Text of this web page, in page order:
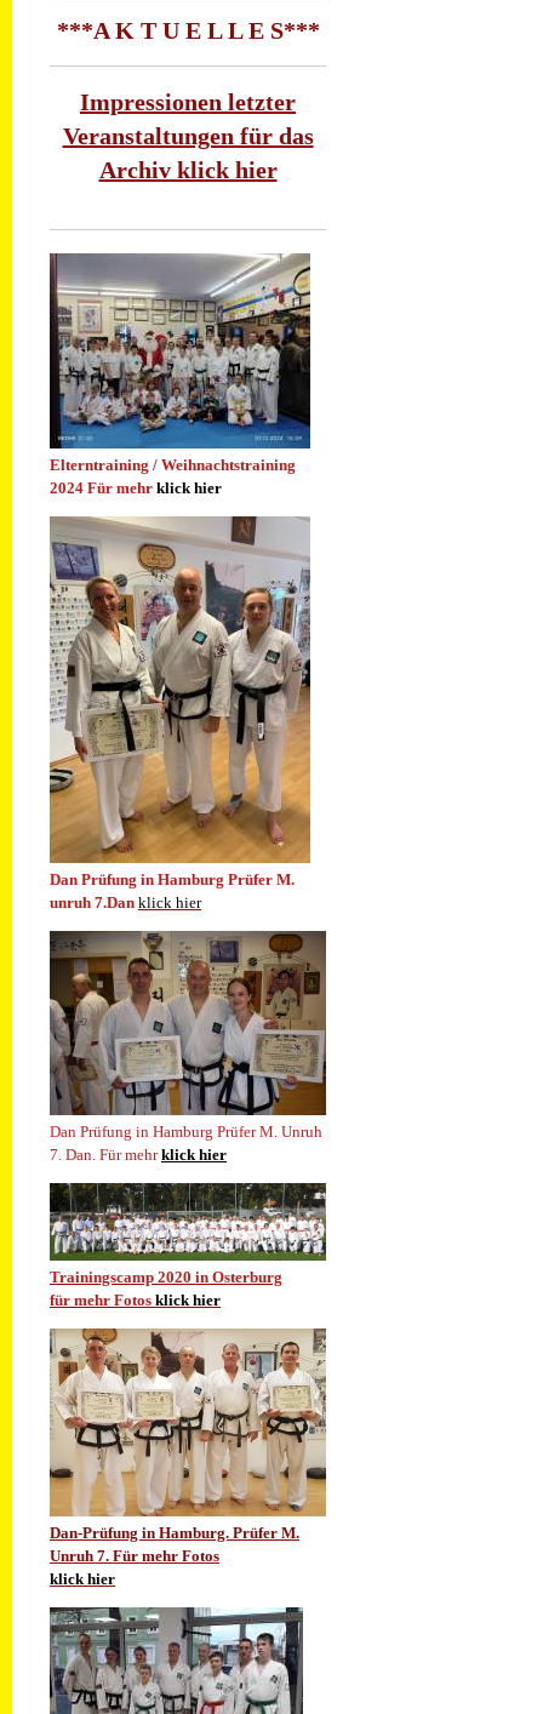
***A K T U E L L E S***
Impressionen letzter
Veranstaltungen für das
Archiv klick hier
Elterntraining / Weihnachtstraining
2024 Für mehr klick hier
Dan Prüfung in Hamburg Prüfer M.
unruh 7.Dan klick hier
Dan Prüfung in Hamburg Prüfer M. Unruh
7. Dan. Für mehr klick hier
Trainingscamp 2020 in Osterburg
für mehr Fotos klick hier
Dan-Prüfung in Hamburg. Prüfer M.
Unruh 7. Für mehr Fotos
klick hier